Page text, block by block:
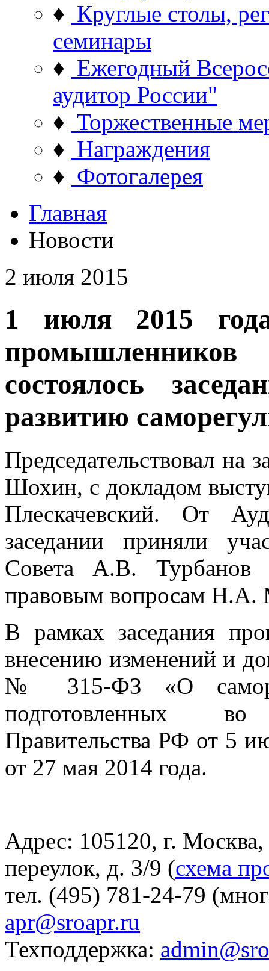
♦ Круглые столы,
семинары
♦ Ежегодный
аудитор России"
♦ Торжественные
♦ Награждения
♦ Фотогалерея
Главная
Новости
2 июля 2015
1 июля 2015
состоялось
развитию
Председательствовал
Шохин, с докладом
Плескачевский. От
заседании приняли
Совета А.В. Турбанов
правовым вопросам Н.А.
В рамках заседания
внесению изменений и
№ 315-ФЗ «О
подготовленных
Правительства РФ от 5
от 27 мая 2014 года.
Адрес: 105120, г.
переулок, д. 3/9 (схема
тел. (495) 781-24-79
apr@sroapr.ru
Техподдержка: